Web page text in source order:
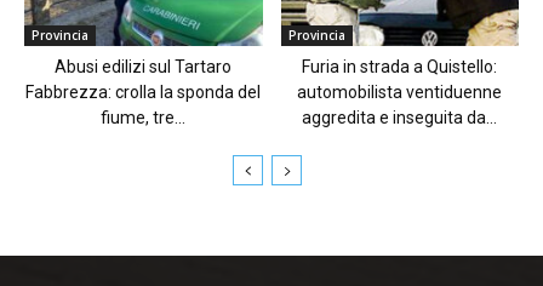
Provincia
Abusi edilizi sul Tartaro
Fabbrezza: crolla la sponda del
fiume, tre...
Provincia
Furia in strada a Quistello:
automobilista ventiduenne
aggredita e inseguita da...